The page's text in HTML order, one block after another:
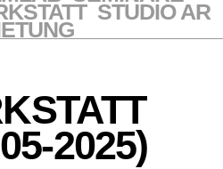
STUDIO AR
2025)